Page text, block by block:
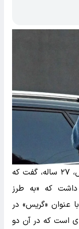
به گزارش دیروزبان، ناتالی جاسمین هریس، ۲۷ ساله، گفت که
داشت که «به طرز
عنوان «گریس» در
است که در آن دو